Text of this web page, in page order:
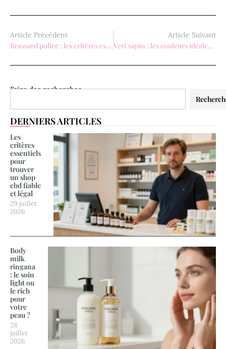
Faire des recherches
DERNIERS ARTICLES
Les
critères
essentiels
pour
trouver
un shop
cbd fiable
et légal
29 juillet
2026
Body
milk
ringana
: le soin
light ou
le rich
pour
votre
peau ?
28
juillet
2026
Article Précédent
Brassard police : les critères essentiels pour choisir un équipement professionnel réglementaire
Article Suivant
Vert sapin : les couleurs idéales à associer pour un style féminin chic ?